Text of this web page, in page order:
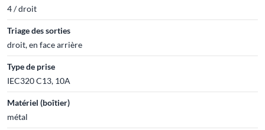
4 / droit
Triage des sorties
droit, en face arrière
Type de prise
IEC320 C13, 10A
Matériel (boîtier)
métal